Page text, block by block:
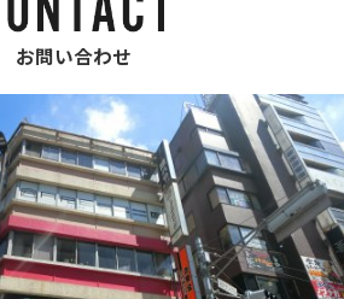
お問い合わせ